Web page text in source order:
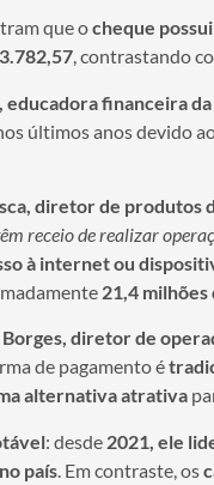
que ocheque
, contrastando
educadora financeira
últimos anos devido
diretor de produtos
receio de realizar
à internet ou
21,4 milhões
diretor de
de pagamento é
alternativa atrativa
: desde 2021, ele
país . Em contraste, os